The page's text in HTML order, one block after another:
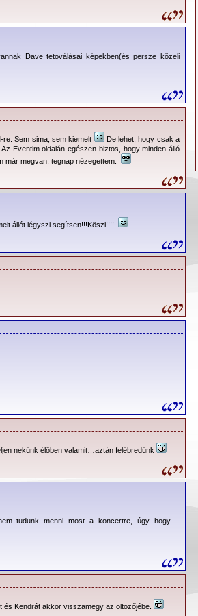
azonos a hivatalos verzióval. Több oldal
verzió volt.
Dave tetoválásai képekben(és persze közeli
re. Sem sima, sem kiemelt
De lehet, hogy csak a
Eventim oldalán egészen biztos, hogy minden álló
már megvan, tegnap nézegettem.
állót légyszi segítsen!!!Köszi!!!!
nekünk élőben valamit…aztán felébredünk
tudunk menni most a koncertre, úgy hogy
és Kendrát akkor visszamegy az öltözőjébe.